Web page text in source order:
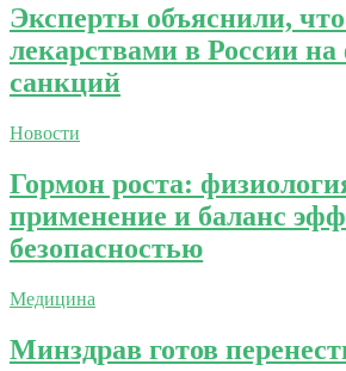
Эксперты объяснили, что
лекарствами в России на
санкций
Новости
Гормон роста:
применение и баланс
безопасностью
Медицина
Минздрав готов